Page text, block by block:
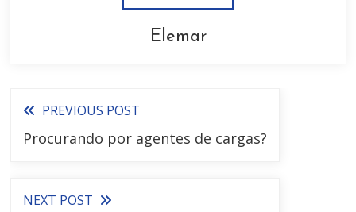
Elemar
PREVIOUS POST
Procurando por agentes de cargas?
NEXT POST